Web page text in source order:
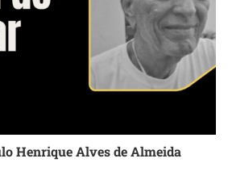
Henrique Alves de Almeida